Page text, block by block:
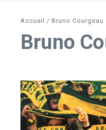
Accueil / Bruno Courgeau
Bruno